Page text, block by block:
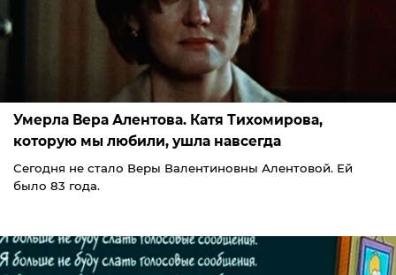
Умерла Вера Алентова. Катя Тихомирова,
которую мы любили, ушла навсегда
Сегодня не стало Веры Валентиновны Алентовой. Ей
было 83 года.